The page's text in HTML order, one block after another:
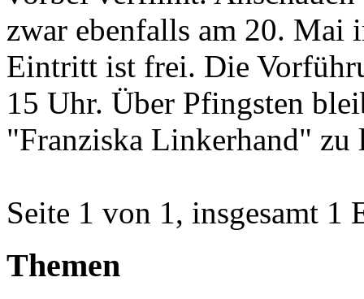
zwar ebenfalls am 20. Mai
Eintritt ist frei. Die
15 Uhr. Über Pfingsten
"Franziska Linkerhand" zu
Seite 1 von 1, insgesamt 1
Themen